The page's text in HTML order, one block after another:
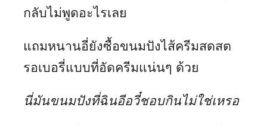
กลับไม่พูดอะไรเลย
แถมหนานอี่ยังซื้อขนมปังไส้ครีมสดสต
รอเบอรี่แบบที่อัดครีมแน่นๆ ด้วย
นี่มันขนมปังที่ฉินอีอวี๋ชอบกินไม่ใช่เหรอ